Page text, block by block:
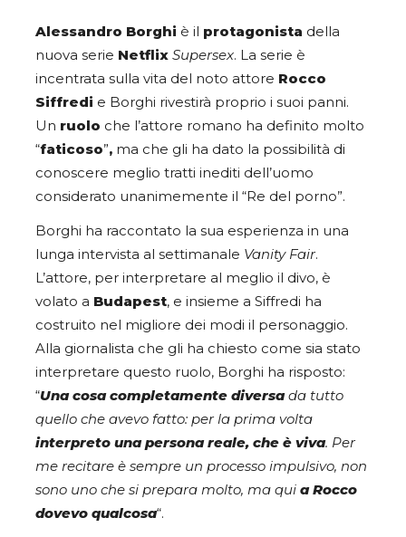
Alessandro Borghi è il protagonista della
nuova serie Netflix Supersex. La serie è
incentrata sulla vita del noto attore Rocco
Siffredi e Borghi rivestirà proprio i suoi panni.
Un ruolo che l’attore romano ha definito molto
“faticoso”, ma che gli ha dato la possibilità di
conoscere meglio tratti inediti dell’uomo
considerato unanimemente il “Re del porno”.
Borghi ha raccontato la sua esperienza in una
lunga intervista al settimanale Vanity Fair.
L’attore, per interpretare al meglio il divo, è
volato a Budapest, e insieme a Siffredi ha
costruito nel migliore dei modi il personaggio.
Alla giornalista che gli ha chiesto come sia stato
interpretare questo ruolo, Borghi ha risposto:
“Una cosa completamente diversada tutto
quello che avevo fatto: per la prima volta
interpreto una persona reale, che è viva. Per
me recitare è sempre un processo impulsivo, non
sono uno che si prepara molto, ma qui a Rocco
dovevo qualcosa“.